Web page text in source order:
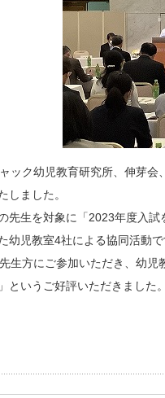
ック幼児教育研究所、伸芽会
しました。
先生を対象に「2023年度入
幼児教室4社による協同活動で
生方にご参加いただき、幼
というご好評いただきました。